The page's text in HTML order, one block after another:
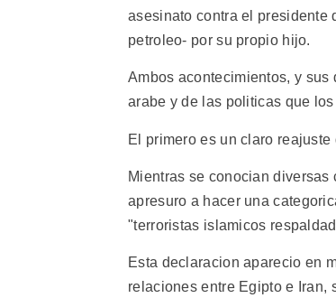
asesinato contra el presidente
petroleo- por su propio hijo.
Ambos acontecimientos, y
arabe y de las politicas que
El primero es un claro
Mientras se conocian
apresuro a hacer una
"terroristas islamicos
Esta declaracion aparecio en
relaciones entre Egipto e Iran,